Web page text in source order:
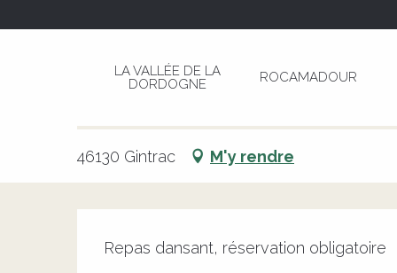
LA VALLÉE DE LA
DORDOGNE
ROCAMADOUR
Repas dansant au profit des
Repas dansant au profit des
46130 Gintrac M'y rendre
Repas dansant, réservation obligatoire